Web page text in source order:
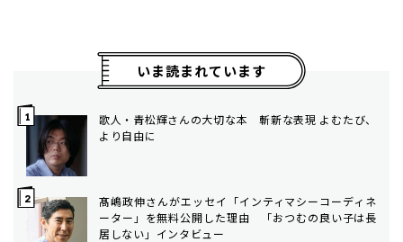
いま読まれています
歌人・青松輝さんの大切な本 斬新な表現 よむたび、
より自由に
髙嶋政伸さんがエッセイ「インティマシーコーディネ
ーター」を無料公開した理由 「おつむの良い子は長
居しない」インタビュー